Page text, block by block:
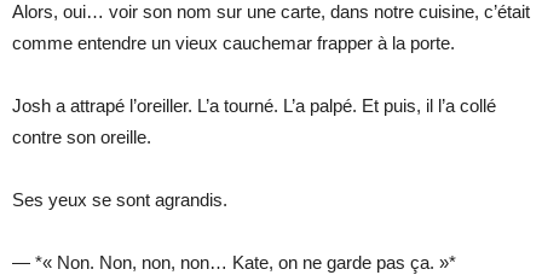
Alors, oui… voir son nom sur une carte, dans notre cuisine, c’était
comme entendre un vieux cauchemar frapper à la porte.
Josh a attrapé l’oreiller. L’a tourné. L’a palpé. Et puis, il l’a collé
contre son oreille.
Ses yeux se sont agrandis.
— *« Non. Non, non, non… Kate, on ne garde pas ça. »*